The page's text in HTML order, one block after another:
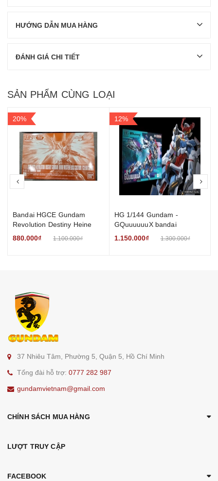
HƯỚNG DẪN MUA HÀNG
ĐÁNH GIÁ CHI TIẾT
SẢN PHẨM CÙNG LOẠI
20%
Bandai HGCE Gundam
Revolution Destiny Heine
Westenfluss Clear Color
880.000₫ 1.100.000₫
12%
HG 1/144 Gundam -
GQuuuuuuX bandai
1.150.000₫
1.300.000₫
prev
37 Nhiêu Tâm, Phường 5, Quận 5, Hồ Chí Minh
Tổng đài hỗ trợ: 0777 282 987
gundamvietnam@gmail.com
CHÍNH SÁCH MUA HÀNG
LƯỢT TRUY CẬP
FACEBOOK